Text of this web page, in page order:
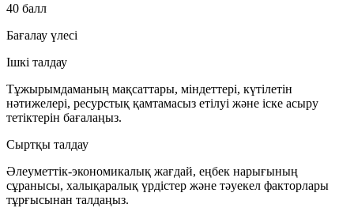
40 балл
Бағалау үлесі
Ішкі талдау
Тұжырымдаманың мақсаттары, міндеттері, күтілетін
нәтижелері, ресурстық қамтамасыз етілуі және іске асыру
тетіктерін бағалаңыз.
Сыртқы талдау
Әлеуметтік-экономикалық жағдай, еңбек нарығының
сұранысы, халықаралық үрдістер және тәуекел факторлары
тұрғысынан талдаңыз.